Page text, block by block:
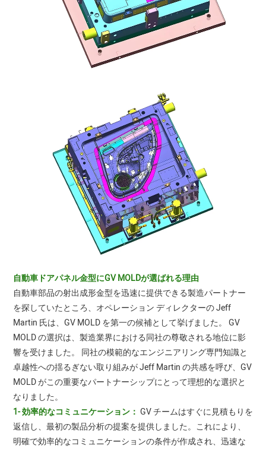
自動車ドアパネル金型にGV MOLDが選ばれる理由
自動車部品の射出成形金型を迅速に提供できる製造パートナー
を探していたところ、オペレーション ディレクターの Jeff
Martin 氏は、GV MOLD を第一の候補として挙げました。 GV
MOLD の選択は、製造業界における同社の尊敬される地位に影
響を受けました。 同社の模範的なエンジニアリング専門知識と
卓越性への揺るぎない取り組みが Jeff Martin の共感を呼び、GV
MOLD がこの重要なパートナーシップにとって理想的な選択と
なりました。
1- 効率的なコミュニケーション： GV チームはすぐに見積もりを
返信し、最初の製品分析の提案を提供しました。これにより、
明確で効率的なコミュニケーションの条件が作成され、迅速な